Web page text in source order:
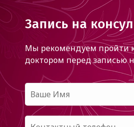
Запись на
Мы рекомендуем пройти
доктором перед записью